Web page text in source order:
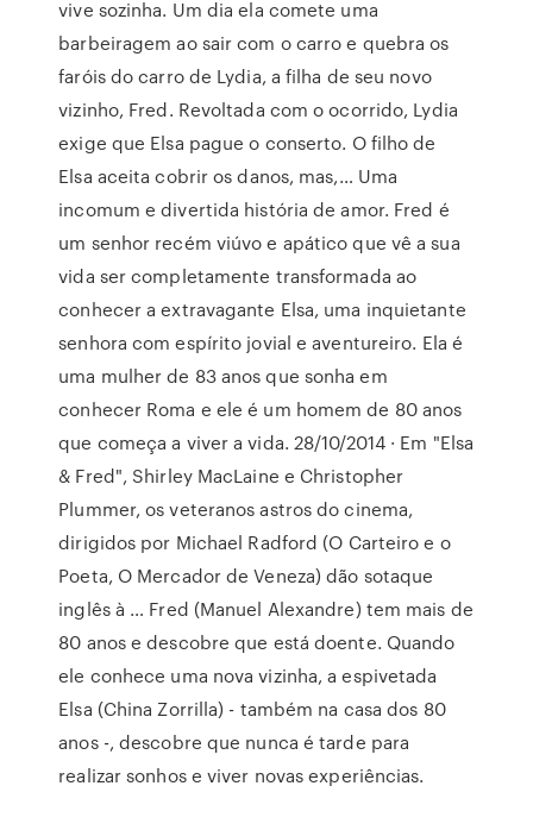
vive sozinha. Um dia ela comete uma
barbeiragem ao sair com o carro e quebra os
faróis do carro de Lydia, a filha de seu novo
vizinho, Fred. Revoltada com o ocorrido, Lydia
exige que Elsa pague o conserto. O filho de
Elsa aceita cobrir os danos, mas,… Uma
incomum e divertida história de amor. Fred é
um senhor recém viúvo e apático que vê a sua
vida ser completamente transformada ao
conhecer a extravagante Elsa, uma inquietante
senhora com espírito jovial e aventureiro. Ela é
uma mulher de 83 anos que sonha em
conhecer Roma e ele é um homem de 80 anos
que começa a viver a vida. 28/10/2014 · Em "Elsa
& Fred", Shirley MacLaine e Christopher
Plummer, os veteranos astros do cinema,
dirigidos por Michael Radford (O Carteiro e o
Poeta, O Mercador de Veneza) dão sotaque
inglês à … Fred (Manuel Alexandre) tem mais de
80 anos e descobre que está doente. Quando
ele conhece uma nova vizinha, a espivetada
Elsa (China Zorrilla) - também na casa dos 80
anos -, descobre que nunca é tarde para
realizar sonhos e viver novas experiências.